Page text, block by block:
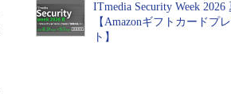
ITmedia Security Week 2026
【Amazonギフトカードプ
ト】